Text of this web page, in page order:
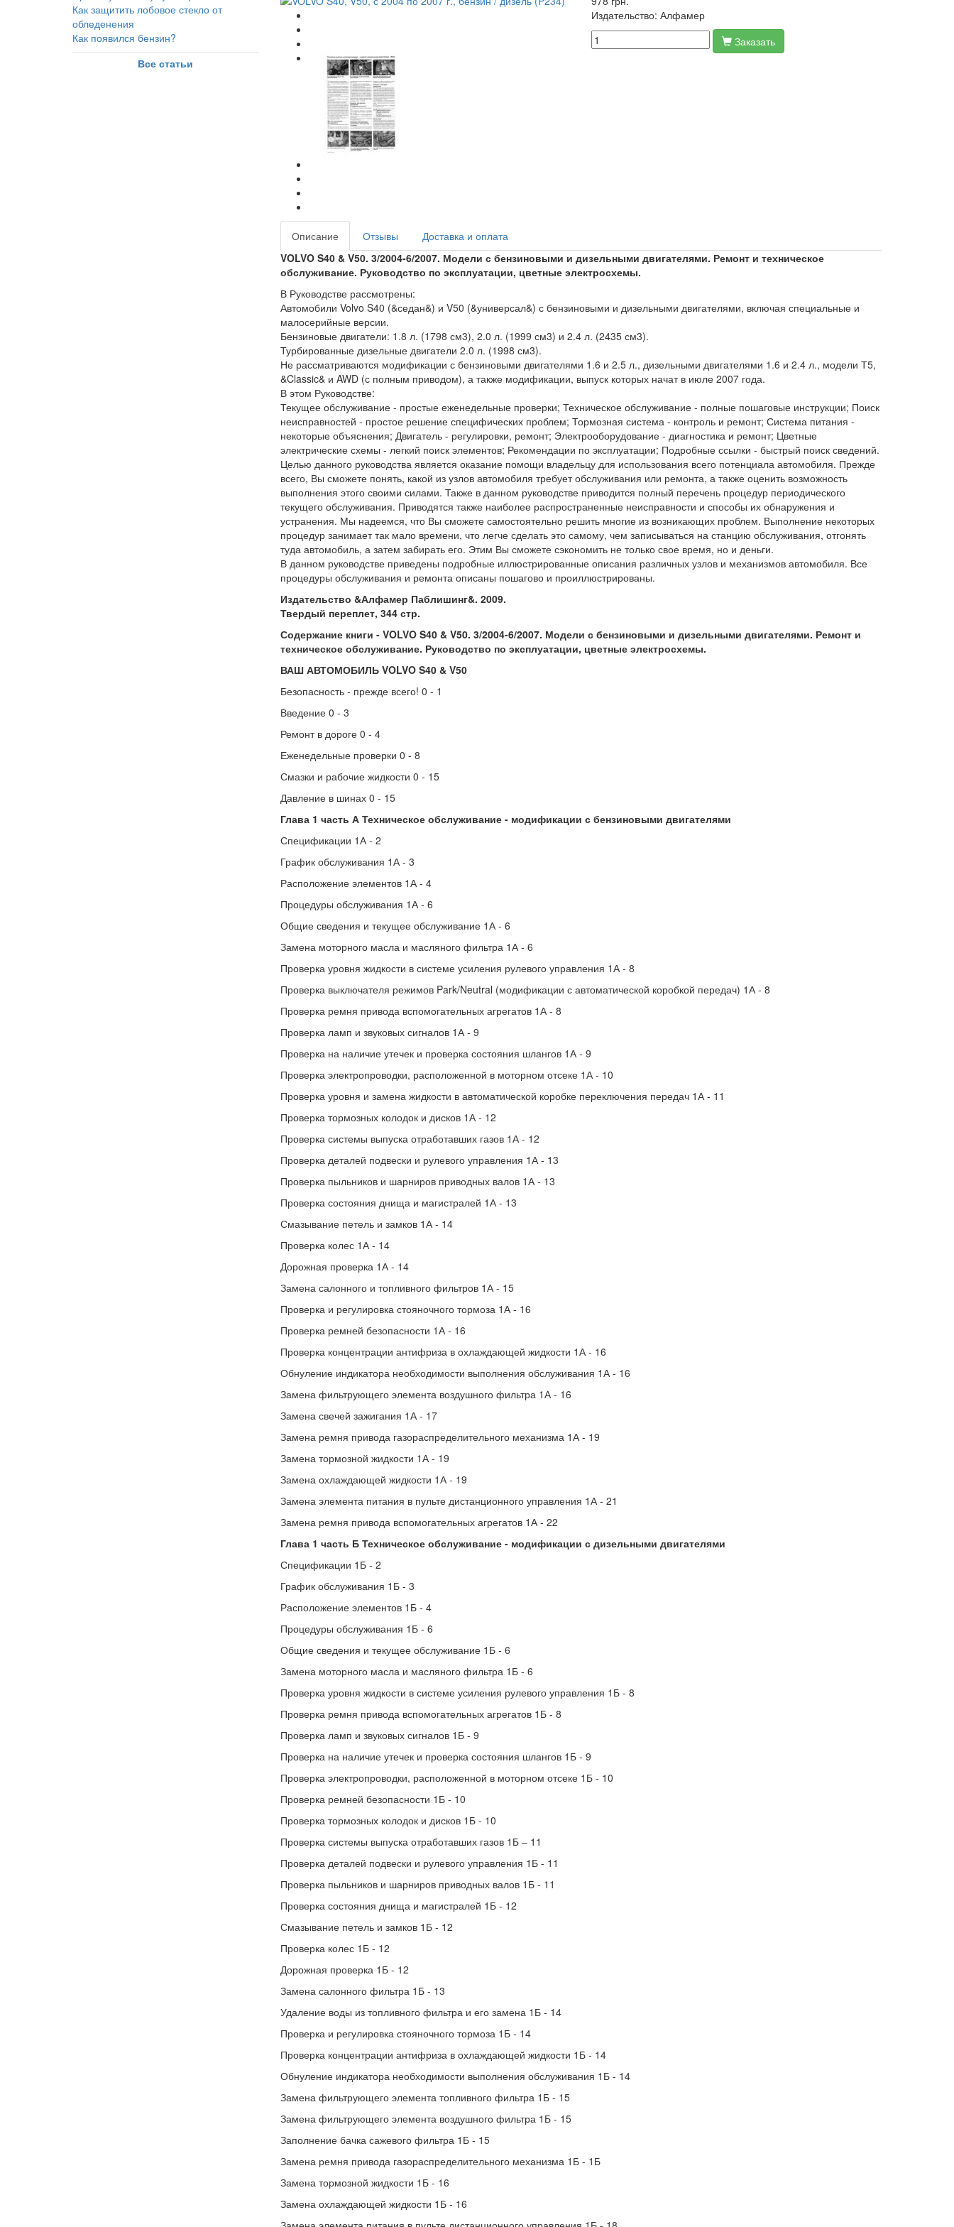
Как защитить лобовое стекло от
обледенения
Как появился бензин?
Все статьи
Издательство: Алфамер
Заказать
Описание Отзывы
Доставка и оплата
VOLVO S40 & V50. 3/2004-6/2007. Модели с бензиновыми и дизельными двигателями. Ремонт и техническое
обслуживание. Руководство по эксплуатации, цветные электросхемы.
В Руководстве рассмотрены:
Автомобили Volvo S40 (&седан&) и V50 (&универсал&) с бензиновыми и дизельными двигателями, включая специальные и
малосерийные версии.
Бензиновые двигатели: 1.8 л. (1798 см3), 2.0 л. (1999 см3) и 2.4 л. (2435 см3).
Турбированные дизельные двигатели 2.0 л. (1998 см3).
Не рассматриваются модификации с бензиновыми двигателями 1.6 и 2.5 л., дизельными двигателями 1.6 и 2.4 л., модели Т5,
&Classic& и AWD (с полным приводом), а также модификации, выпуск которых начат в июле 2007 года.
В этом Руководстве:
Текущее обслуживание - простые еженедельные проверки; Техническое обслуживание - полные пошаговые инструкции; Поиск
неисправностей - простое решение специфических проблем; Тормозная система - контроль и ремонт; Система питания -
некоторые объяснения; Двигатель - регулировки, ремонт; Электрооборудование - диагностика и ремонт; Цветные
электрические схемы - легкий поиск элементов; Рекомендации по эксплуатации; Подробные ссылки - быстрый поиск сведений.
Целью данного руководства является оказание помощи владельцу для использования всего потенциала автомобиля. Прежде
всего, Вы сможете понять, какой из узлов автомобиля требует обслуживания или ремонта, а также оценить возможность
выполнения этого своими силами. Также в данном руководстве приводится полный перечень процедур периодического
текущего обслуживания. Приводятся также наиболее распространенные неисправности и способы их обнаружения и
устранения. Мы надеемся, что Вы сможете самостоятельно решить многие из возникающих проблем. Выполнение некоторых
процедур занимает так мало времени, что легче сделать это самому, чем записываться на станцию обслуживания, отгонять
туда автомобиль, а затем забирать его. Этим Вы сможете сэкономить не только свое время, но и деньги.
В данном руководстве приведены подробные иллюстрированные описания различных узлов и механизмов автомобиля. Все
процедуры обслуживания и ремонта описаны пошагово и проиллюстрированы.
Издательство &Алфамер Паблишинг&. 2009.
Твердый переплет, 344 стр.
Содержание книги - VOLVO S40 & V50. 3/2004-6/2007. Модели с бензиновыми и дизельными двигателями. Ремонт и
техническое обслуживание. Руководство по эксплуатации, цветные электросхемы.
ВАШ АВТОМОБИЛЬ VOLVO S40 & V50
Безопасность - прежде всего! 0 - 1
Введение 0 - 3
Ремонт в дороге 0 - 4
Еженедельные проверки 0 - 8
Смазки и рабочие жидкости 0 - 15
Давление в шинах 0 - 15
Глава 1 часть А Техническое обслуживание - модификации с бензиновыми двигателями
Спецификации 1А - 2
График обслуживания 1А - 3
Расположение элементов 1А - 4
Процедуры обслуживания 1А - 6
Общие сведения и текущее обслуживание 1А - 6
Замена моторного масла и масляного фильтра 1А - 6
Проверка уровня жидкости в системе усиления рулевого управления 1А - 8
Проверка выключателя режимов Park/Neutral (модификации с автоматической коробкой передач) 1А - 8
Проверка ремня привода вспомогательных агрегатов 1А - 8
Проверка ламп и звуковых сигналов 1А - 9
Проверка на наличие утечек и проверка состояния шлангов 1А - 9
Проверка электропроводки, расположенной в моторном отсеке 1А - 10
Проверка уровня и замена жидкости в автоматической коробке переключения передач 1А - 11
Проверка тормозных колодок и дисков 1А - 12
Проверка системы выпуска отработавших газов 1А - 12
Проверка деталей подвески и рулевого управления 1А - 13
Проверка пыльников и шарниров приводных валов 1А - 13
Проверка состояния днища и магистралей 1А - 13
Смазывание петель и замков 1А - 14
Проверка колес 1А - 14
Дорожная проверка 1А - 14
Замена салонного и топливного фильтров 1А - 15
Проверка и регулировка стояночного тормоза 1А - 16
Проверка ремней безопасности 1А - 16
Проверка концентрации антифриза в охлаждающей жидкости 1А - 16
Обнуление индикатора необходимости выполнения обслуживания 1А - 16
Замена фильтрующего элемента воздушного фильтра 1А - 16
Замена свечей зажигания 1А - 17
Замена ремня привода газораспределительного механизма 1А - 19
Замена тормозной жидкости 1А - 19
Замена охлаждающей жидкости 1А - 19
Замена элемента питания в пульте дистанционного управления 1А - 21
Замена ремня привода вспомогательных агрегатов 1А - 22
Глава 1 часть Б Техническое обслуживание - модификации с дизельными двигателями
Спецификации 1Б - 2
График обслуживания 1Б - 3
Расположение элементов 1Б - 4
Процедуры обслуживания 1Б - 6
Общие сведения и текущее обслуживание 1Б - 6
Замена моторного масла и масляного фильтра 1Б - 6
Проверка уровня жидкости в системе усиления рулевого управления 1Б - 8
Проверка ремня привода вспомогательных агрегатов 1Б - 8
Проверка ламп и звуковых сигналов 1Б - 9
Проверка на наличие утечек и проверка состояния шлангов 1Б - 9
Проверка электропроводки, расположенной в моторном отсеке 1Б - 10
Проверка ремней безопасности 1Б - 10
Проверка тормозных колодок и дисков 1Б - 10
Проверка системы выпуска отработавших газов 1Б – 11
Проверка деталей подвески и рулевого управления 1Б - 11
Проверка пыльников и шарниров приводных валов 1Б - 11
Проверка состояния днища и магистралей 1Б - 12
Смазывание петель и замков 1Б - 12
Проверка колес 1Б - 12
Дорожная проверка 1Б - 12
Замена салонного фильтра 1Б - 13
Удаление воды из топливного фильтра и его замена 1Б - 14
Проверка и регулировка стояночного тормоза 1Б - 14
Проверка концентрации антифриза в охлаждающей жидкости 1Б - 14
Обнуление индикатора необходимости выполнения обслуживания 1Б - 14
Замена фильтрующего элемента топливного фильтра 1Б - 15
Замена фильтрующего элемента воздушного фильтра 1Б - 15
Заполнение бачка сажевого фильтра 1Б - 15
Замена ремня привода газораспределительного механизма 1Б - 1Б
Замена тормозной жидкости 1Б - 16
Замена охлаждающей жидкости 1Б - 16